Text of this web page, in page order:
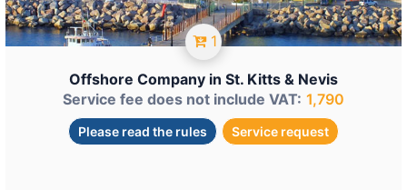
1
Offshore Company in St. Kitts & Nevis
Service fee does not include VAT: 1,790
Please read the rules Service request